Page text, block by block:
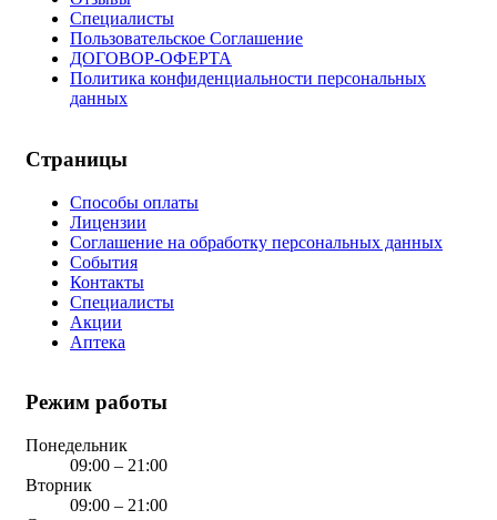
Специалисты
Пользовательское Соглашение
ДОГОВОР-ОФЕРТА
Политика конфиденциальности персональных
данных
Страницы
Способы оплаты
Лицензии
Соглашение на обработку персональных данных
События
Контакты
Специалисты
Акции
Аптека
Режим работы
Понедельник
09:00 – 21:00
Вторник
09:00 – 21:00